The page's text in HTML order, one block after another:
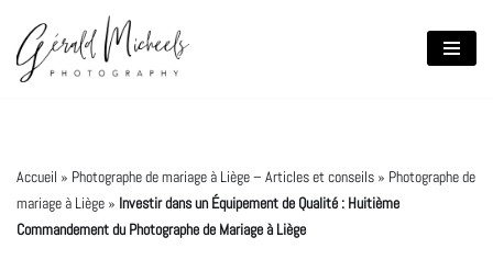
Aller
au
Accueil » Photographe de mariage à Liège – Articles et conseils » Photographe de
mariage à Liège » Investir dans un Équipement de Qualité : Huitième
Commandement du Photographe de Mariage à Liège